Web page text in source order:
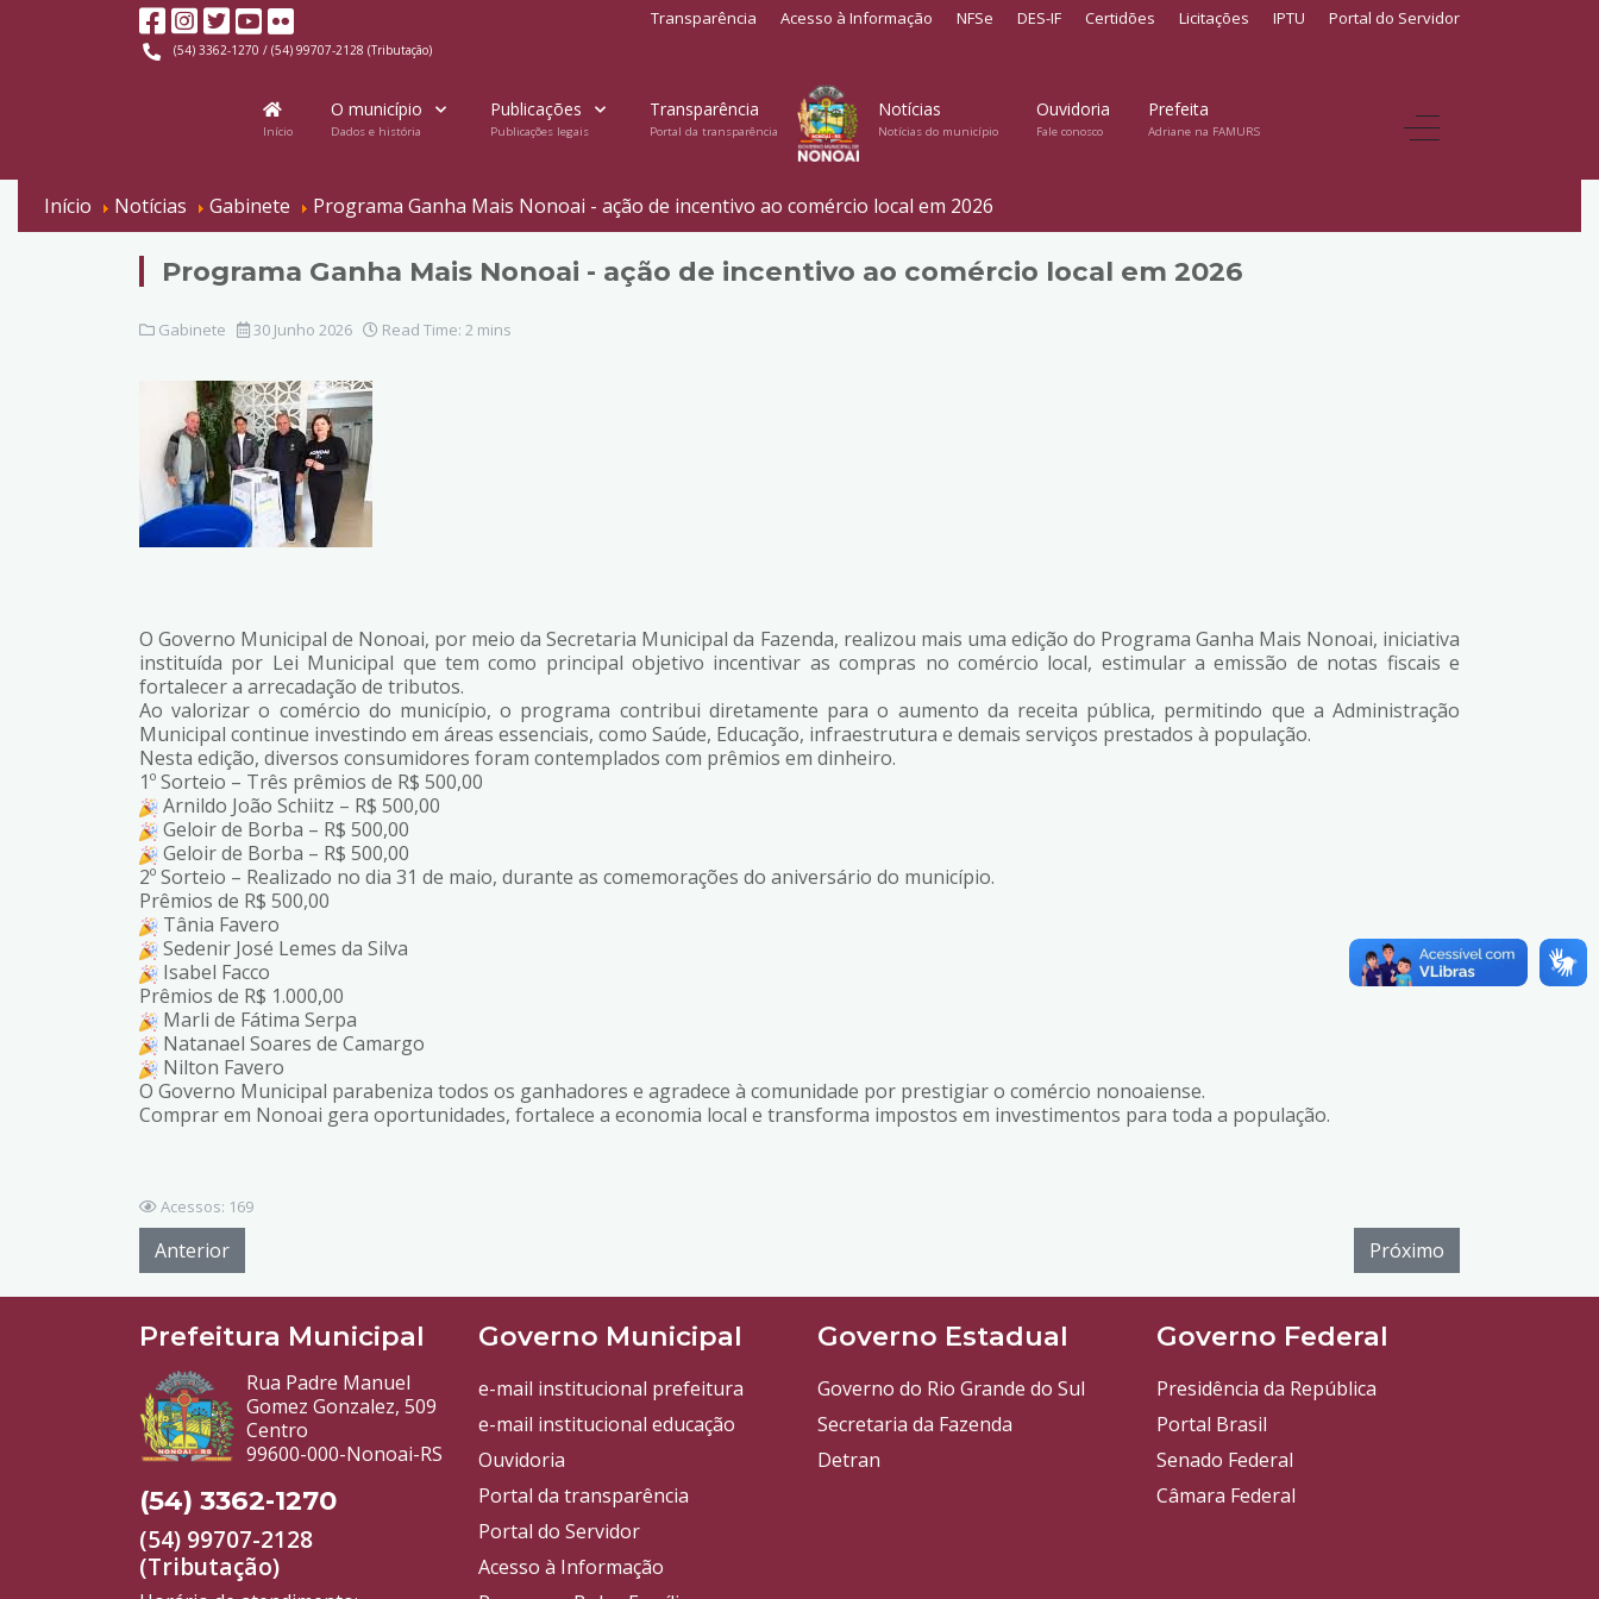
(54) 3362-1270 / (54) 99707-2128 (Tributação)
Transparência Acesso à Informação NFSe DES-IF Certidões Licitações IPTU Portal do Servidor
Início
O município
Dados e história
Publicações
Publicações legais
Transparência
Portal da transparência
Notícias
Notícias do município
Ouvidoria
Fale conosco
Prefeita
Adriane na FAMURS
Início Notícias Gabinete Programa Ganha Mais Nonoai - ação de incentivo ao comércio local em 2026
Programa Ganha Mais Nonoai - ação de incentivo ao comércio local em 2026
Gabinete 30 Junho 2026 Read Time: 2 mins
O Governo Municipal de Nonoai, por meio da Secretaria Municipal da Fazenda, realizou mais uma edição do Programa Ganha Mais Nonoai, iniciativa
instituída por Lei Municipal que tem como principal objetivo incentivar as compras no comércio local, estimular a emissão de notas fiscais e
fortalecer a arrecadação de tributos.
Ao valorizar o comércio do município, o programa contribui diretamente para o aumento da receita pública, permitindo que a Administração
Municipal continue investindo em áreas essenciais, como Saúde, Educação, infraestrutura e demais serviços prestados à população.
Nesta edição, diversos consumidores foram contemplados com prêmios em dinheiro.
1º Sorteio – Três prêmios de R$ 500,00
Arnildo João Schiitz – R$ 500,00
Geloir de Borba – R$ 500,00
Geloir de Borba – R$ 500,00
2º Sorteio – Realizado no dia 31 de maio, durante as comemorações do aniversário do município.
Prêmios de R$ 500,00
Tânia Favero
Sedenir José Lemes da Silva
Isabel Facco
Prêmios de R$ 1.000,00
Marli de Fátima Serpa
Natanael Soares de Camargo
Nilton Favero
O Governo Municipal parabeniza todos os ganhadores e agradece à comunidade por prestigiar o comércio nonoaiense.
Comprar em Nonoai gera oportunidades, fortalece a economia local e transforma impostos em investimentos para toda a população.
Acessos: 169
Anterior Próximo
Prefeitura Municipal
Rua Padre Manuel
Gomez Gonzalez, 509
Centro
99600-000-Nonoai-RS
(54) 3362-1270
(54) 99707-2128
(Tributação)
Governo Municipal
e-mail institucional prefeitura
e-mail institucional educação
Ouvidoria
Portal da transparência
Portal do Servidor
Acesso à Informação
Governo Estadual
Governo do Rio Grande do Sul
Secretaria da Fazenda
Detran
Governo Federal
Presidência da República
Portal Brasil
Senado Federal
Câmara Federal